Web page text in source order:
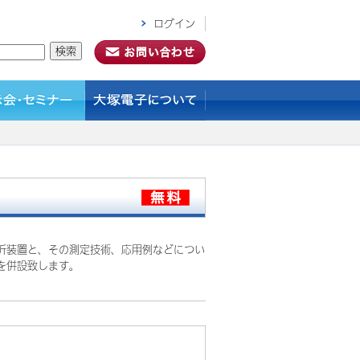
ログイン
置と、その測定技術、応用例などについ
設致します。